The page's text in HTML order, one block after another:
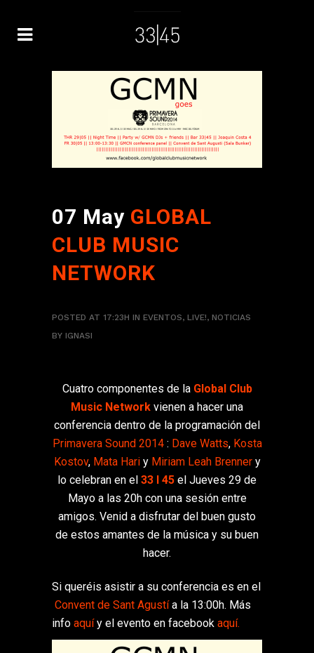
07 May GLOBAL
CLUB MUSIC
NETWORK
POSTED AT 17:23H IN EVENTOS, LIVE!, NOTICIAS
BY IGNASI
Cuatro componentes de la Global Club
Music Network vienen a hacer una
conferencia dentro de la programación del
Primavera Sound 2014: Dave Watts, Kosta
Kostov, Mata Hariy Miriam Leah Brennery
lo celebran en el 33 I 45 el Jueves 29 de
Mayo a las 20h con una sesión entre
amigos. Venid a disfrutar del buen gusto
de estos amantes de la música y su buen
hacer.
Si queréis asistir a su conferencia es en el
Convent de Sant Agustía la 13:00h. Más
info aquíy el evento en facebook aquí.